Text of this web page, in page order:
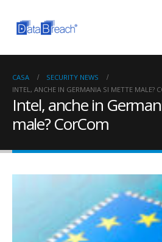
CASA
SECURITY NEWS
INTEL, ANCHE IN GERMANIA SI METTE MALE?
Intel, anche in
male? CorCom